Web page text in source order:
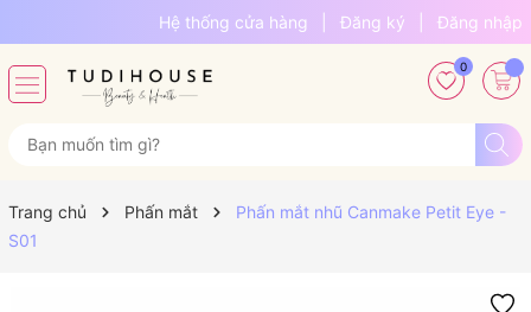
Hệ thống cửa hàng Đăng ký Đăng nhập
0
Trang chủ Phấn mắt
Phấn mắt nhũ Canmake Petit Eye -
S01